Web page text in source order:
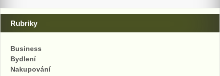
Rubriky
Business
Bydlení
Nakupování